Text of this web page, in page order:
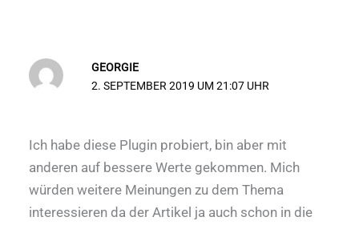
GEORGIE
2. SEPTEMBER 2019 UM 21:07 UHR
Ich habe diese Plugin probiert, bin aber mit
anderen auf bessere Werte gekommen. Mich
würden weitere Meinungen zu dem Thema
interessieren da der Artikel ja auch schon in die